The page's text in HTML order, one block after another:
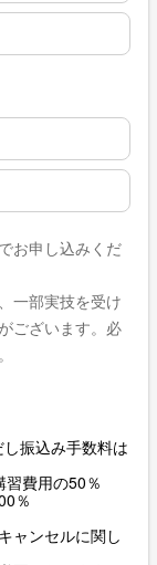
お申し込みくだ
一部実技を受け
ございます。必
振込み手数料は
費用の50％
％
ャンセルに関し